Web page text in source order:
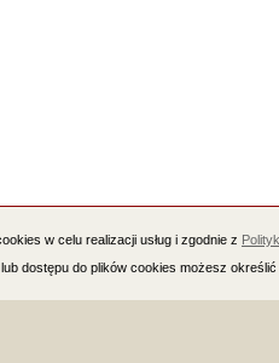
w celu realizacji usług i zgodnie z
dostępu do plików cookies możesz